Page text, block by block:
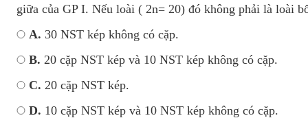
giữa của GP I. Nếu loài ( 2n= 20) đó không phải là loài
A. 30 NST kép không có cặp.
B. 20 cặp NST kép và 10 NST kép không có cặp.
C. 20 cặp NST kép.
D. 10 cặp NST kép và 10 NST kép không có cặp.